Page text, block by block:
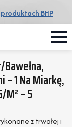
BHP
– 1 Na Miarkę,
m² – 5
z trwałej i